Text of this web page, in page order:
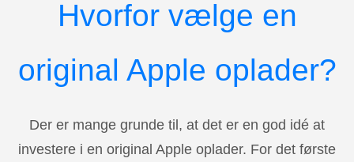
Hvorfor vælge en
original Apple oplader?
Der er mange grunde til, at det er en god idé at
investere i en original Apple oplader. For det første